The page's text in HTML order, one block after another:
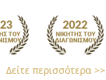
Δείτε περισσότερα >>